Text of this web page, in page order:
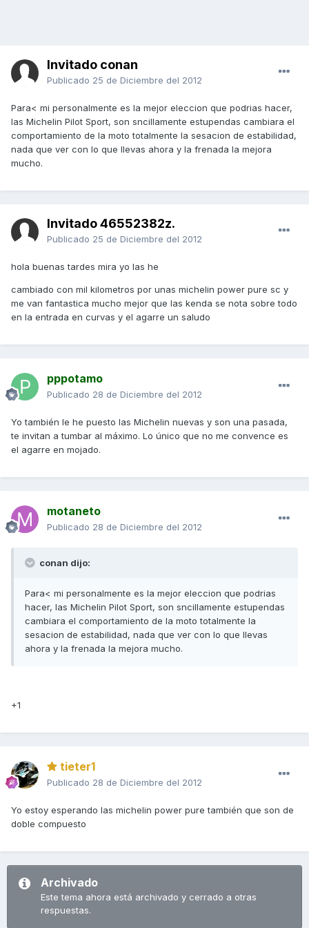
Invitado conan
Publicado 25 de Diciembre del 2012
Para< mi personalmente es la mejor eleccion que podrias hacer,
las Michelin Pilot Sport, son sncillamente estupendas cambiara el
comportamiento de la moto totalmente la sesacion de estabilidad,
nada que ver con lo que llevas ahora y la frenada la mejora
mucho.
Invitado 46552382z.
Publicado 25 de Diciembre del 2012
hola buenas tardes mira yo las he
cambiado con mil kilometros por unas michelin power pure sc y
me van fantastica mucho mejor que las kenda se nota sobre todo
en la entrada en curvas y el agarre un saludo
pppotamo
Publicado 28 de Diciembre del 2012
Yo también le he puesto las Michelin nuevas y son una pasada,
te invitan a tumbar al máximo. Lo único que no me convence es
el agarre en mojado.
motaneto
Publicado 28 de Diciembre del 2012
conan dijo:
Para< mi personalmente es la mejor eleccion que podrias
hacer, las Michelin Pilot Sport, son sncillamente estupendas
cambiara el comportamiento de la moto totalmente la
sesacion de estabilidad, nada que ver con lo que llevas
ahora y la frenada la mejora mucho.
+1
tieter1
Publicado 28 de Diciembre del 2012
Yo estoy esperando las michelin power pure también que son de
doble compuesto
Archivado
Este tema ahora está archivado y cerrado a otras
respuestas.